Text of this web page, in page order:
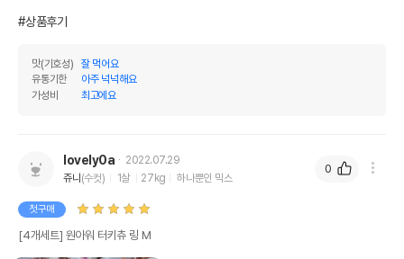
#상품후기
맛(기호성)
잘 먹어요
유통기한
아주 넉넉해요
가성비
최고에요
lovely0a
2022.07.29
쥬니(수컷) 1살 27kg 하나뿐인 믹스
첫구매
[4개세트] 원아워 터키츄 링 M
0